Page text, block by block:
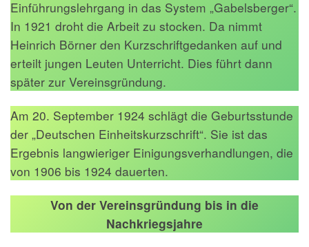
Einführungslehrgang in das System „Gabelsberger“.
In 1921 droht die Arbeit zu stocken. Da nimmt
Heinrich Börner den Kurzschriftgedanken auf und
erteilt jungen Leuten Unterricht. Dies führt dann
später zur Vereinsgründung.
Am 20. September 1924 schlägt die Geburtsstunde
der „Deutschen Einheitskurzschrift“. Sie ist das
Ergebnis langwieriger Einigungsverhandlungen, die
von 1906 bis 1924 dauerten.
Von der Vereinsgründung bis in die
Nachkriegsjahre